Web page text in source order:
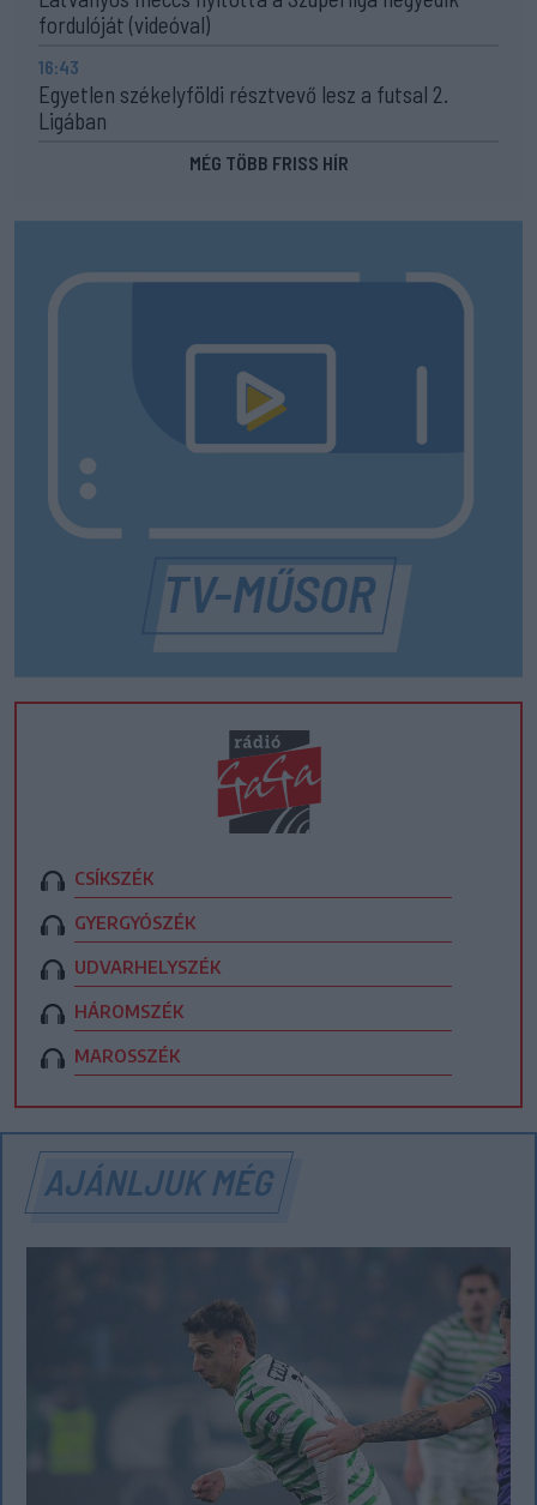
fordulóját (videóval)
16:43
Egyetlen székelyföldi résztvevő lesz a futsal 2.
Ligában
MÉG TÖBB FRISS HÍR
CSÍKSZÉK
GYERGYÓSZÉK
UDVARHELYSZÉK
HÁROMSZÉK
MAROSSZÉK
AJÁNLJUK MÉG